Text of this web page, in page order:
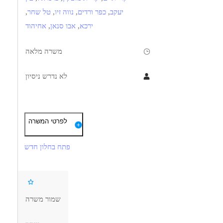
יעקב, כפר ורדים, נווה זיו, טל שחר,
ירכא, אבו סנאן, אחיהוד
משרה מלאה
לא נדרש ניסיון
דרישות
לפרטי המשרה
פתח בחלון חדש
שמור משרה